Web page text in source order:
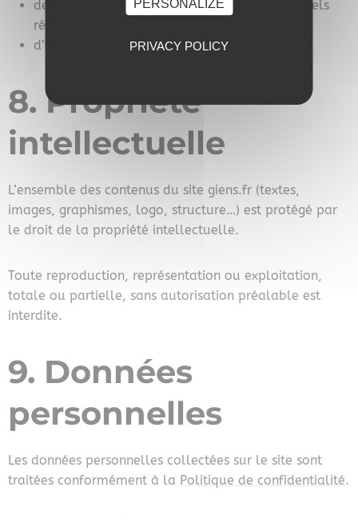
des prestations proposées par les professionnels
référencés ;
d’une indisponibilité temporaire du site.
8. Propriété
intellectuelle
L’ensemble des contenus du site giens.fr (textes,
images, graphismes, logo, structure…) est protégé par
le droit de la propriété intellectuelle.
Toute reproduction, représentation ou exploitation,
totale ou partielle, sans autorisation préalable est
interdite.
9. Données
personnelles
Les données personnelles collectées sur le site sont
traitées conformément à la Politique de confidentialité.
PERSONALIZE
PRIVACY POLICY